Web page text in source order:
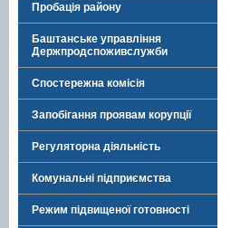
Пробація району
Баштанське управління
Держпродспоживслужби
Спостережна комісія
Запобігання проявам корупції
Регуляторна діяльність
Комунальні підприємства
Режим підвищеної готовності